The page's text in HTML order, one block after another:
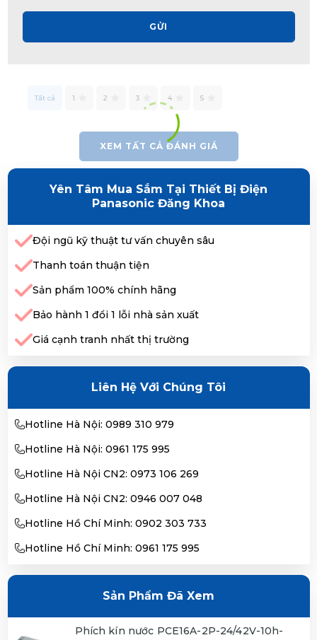
GỬI
Tất cả 1 2 3 4 5
XEM TẤT CẢ ĐÁNH GIÁ
Yên Tâm Mua Sắm Tại Thiết Bị Điện
Panasonic Đăng Khoa
Đội ngũ kỹ thuật tư vấn chuyên sâu
Thanh toán thuận tiện
Sản phẩm 100% chính hãng
Bảo hành 1 đổi 1 lỗi nhà sản xuất
Giá cạnh tranh nhất thị trường
Liên Hệ Với Chúng Tôi
Hotline Hà Nội: 0989 310 979
Hotline Hà Nội: 0961 175 995
Hotline Hà Nội CN2: 0973 106 269
Hotline Hà Nội CN2: 0946 007 048
Hotline Hồ Chí Minh: 0902 303 733
Hotline Hồ Chí Minh: 0961 175 995
Sản Phẩm Đã Xem
Phích kín nước PCE16A-2P-24/42V-10h-